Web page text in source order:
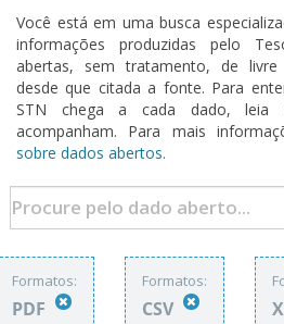
Você está em uma busca
informações produzidas pelo
abertas, sem tratamento, de livre
desde que citada a fonte. Para
STN chega a cada dado, leia
acompanham. Para mais
sobre dados abertos.
Formatos:
PDF
Formatos:
CSV